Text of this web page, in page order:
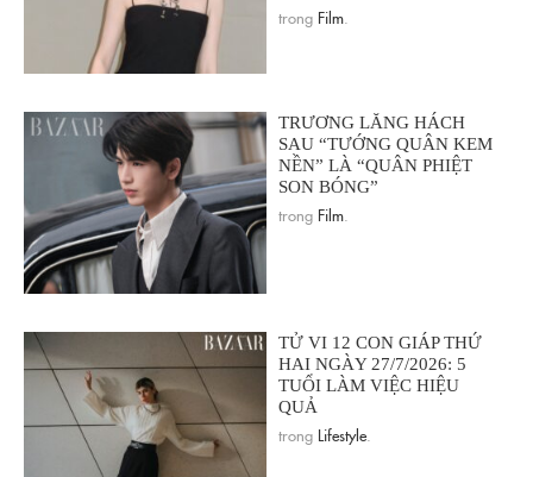
trong Film
TRƯƠNG LĂNG HÁCH
SAU “TƯỚNG QUÂN KEM
NỀN” LÀ “QUÂN PHIỆT
SON BÓNG”
trong Film
TỬ VI 12 CON GIÁP THỨ
HAI NGÀY 27/7/2026: 5
TUỔI LÀM VIỆC HIỆU
QUẢ
trong Lifestyle